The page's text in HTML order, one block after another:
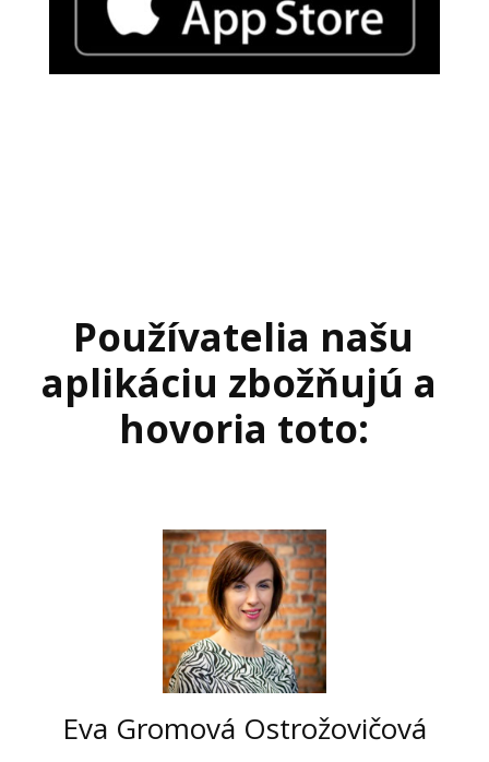
Používatelia našu
aplikáciu zbožňujú a
hovoria toto:
Eva Gromová Ostrožovičová